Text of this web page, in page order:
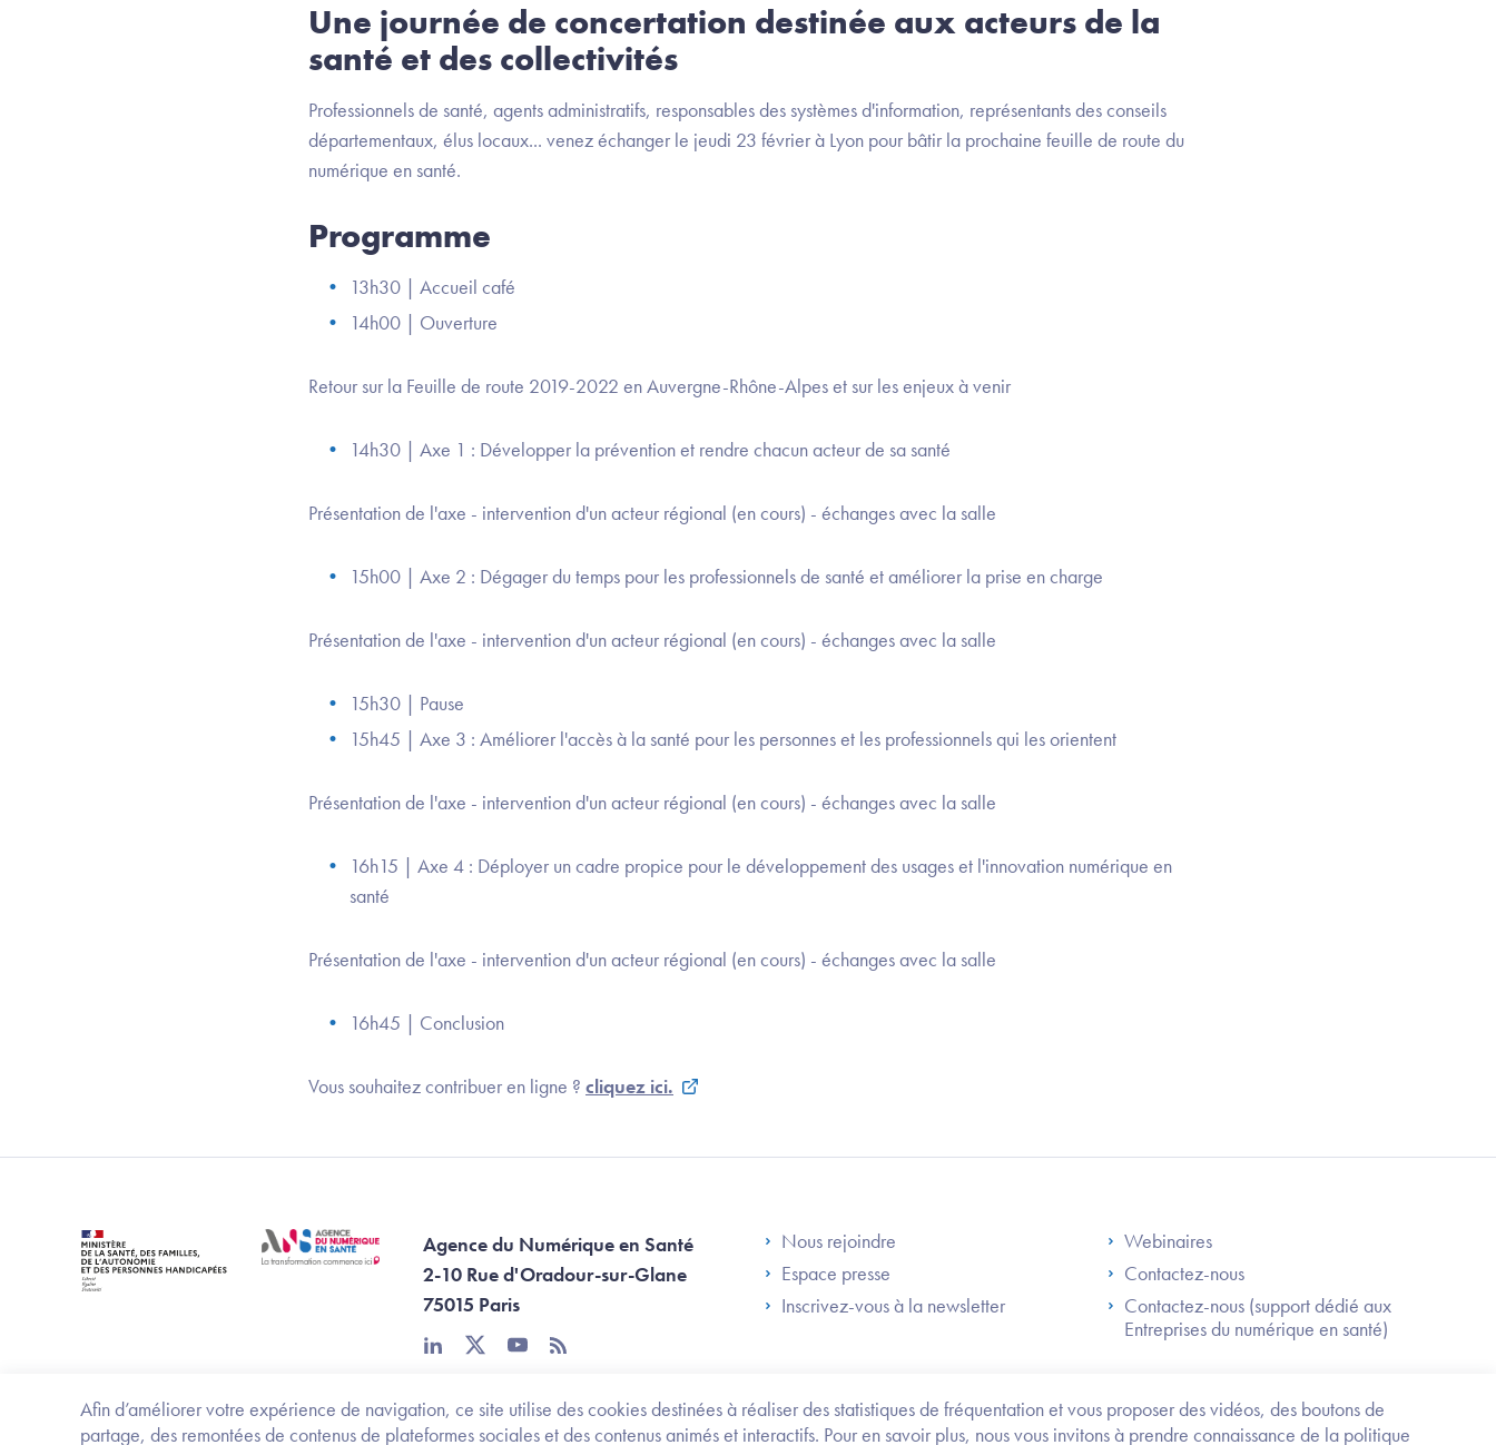
Afin d’améliorer votre expérience de navigation, ce site utilise des cookies destinées à réaliser des statistiques de fréquentation et vous proposer des vidéos, des boutons de
partage, des remontées de contenus de plateformes sociales et des contenus animés et interactifs. Pour en savoir plus, nous vous invitons à prendre connaissance de la politiqueTrouvez
Une journée de concertation destinée aux acteurs de la
santé et des collectivités
Professionnels de santé, agents administratifs, responsables des systèmes d'information, représentants des conseils
départementaux, élus locaux... venez échanger le jeudi 23 février à Lyon pour bâtir la prochaine feuille de route du
numérique en santé.
Programme
13h30 | Accueil café
14h00 | Ouverture
Retour sur la Feuille de route 2019-2022 en Auvergne-Rhône-Alpes et sur les enjeux à venir
14h30 | Axe 1 : Développer la prévention et rendre chacun acteur de sa santé
Présentation de l'axe - intervention d'un acteur régional (en cours) - échanges avec la salle
15h00 | Axe 2 : Dégager du temps pour les professionnels de santé et améliorer la prise en charge
Présentation de l'axe - intervention d'un acteur régional (en cours) - échanges avec la salle
15h30 | Pause
15h45 | Axe 3 : Améliorer l'accès à la santé pour les personnes et les professionnels qui les orientent
Présentation de l'axe - intervention d'un acteur régional (en cours) - échanges avec la salle
16h15 | Axe 4 : Déployer un cadre propice pour le développement des usages et l'innovation numérique en
santé
Présentation de l'axe - intervention d'un acteur régional (en cours) - échanges avec la salle
16h45 | Conclusion
Vous souhaitez contribuer en ligne ? cliquez ici.
Agence du Numérique en Santé
2-10 Rue d'Oradour-sur-Glane
75015 Paris
linkedintwitteryoutube
rss
Footer Left ANS
Nous rejoindre
Espace presse
Inscrivez-vous à la newsletter
Footer Right ANS
Webinaires
Contactez-nous
Contactez-nous (support dédié aux
Entreprises du numérique en santé)